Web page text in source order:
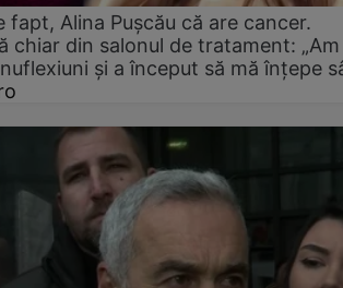
fapt, Alina Pușcău că are cancer.
chiar din salonul de tratament:
și a început să mă înțepe